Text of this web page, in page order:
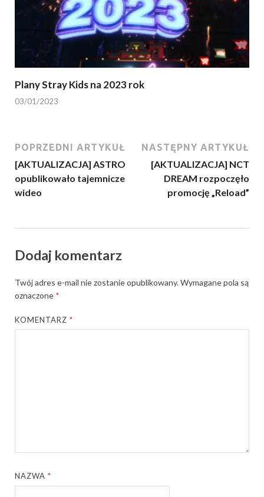
Plany Stray Kids na 2023 rok
03/01/2023
POPRZEDNI ARTYKUŁ
[AKTUALIZACJA] ASTRO
opublikowało tajemnicze
wideo
NASTĘPNY ARTYKUŁ
[AKTUALIZACJA] NCT
DREAM rozpoczęło
promocję „Reload”
Dodaj komentarz
Twój adres e-mail nie zostanie opublikowany.Wymagane pola są
oznaczone *
KOMENTARZ*
NAZWA*